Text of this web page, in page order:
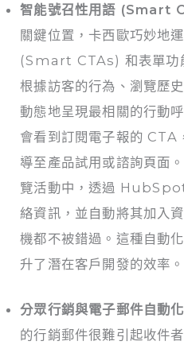
智能號召性用語 (Smart
關鍵位置，卡西歐巧妙地
(Smart CTAs) 和表單功
根據訪客的行為、瀏覽歷
動態地呈現最相關的行動
會看到訂閱電子報的 CTA
導至產品試用或諮詢頁面
覽活動中，透過
絡資訊，並自動將其加入
機都不被錯過。這種自動
升了潛在客戶開發的效率。
分眾行銷與電子郵件自動化
的行銷郵件很難引起收件